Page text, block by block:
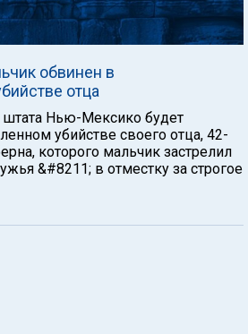
обвинен в
отца
штата Нью-Мексико будет
убийстве своего отца, 42-
которого мальчик застрелил
&#8211; в отместку за строгое